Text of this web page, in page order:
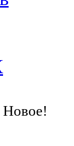
Новое!